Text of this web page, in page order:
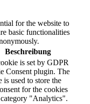
for the website to
basic functionalities
Beschreibung
is set by GDPR
Consent plugin. The
is used to store the
for the cookies
"Analytics".